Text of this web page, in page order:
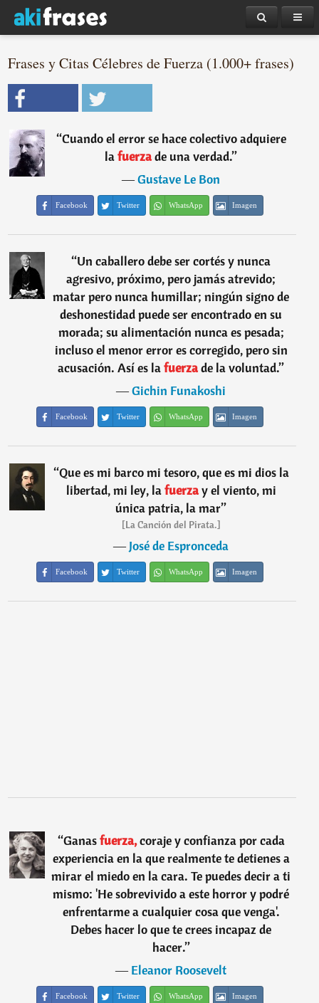
Frases y Citas Célebres de Fuerza (1.000+ frases)
“Cuando el error se hace colectivo adquiere
lafuerzade una verdad.”
―Gustave Le Bon
Facebook Twitter WhatsApp Imagen
“Un caballero debe ser cortés y nunca
agresivo, próximo, pero jamás atrevido;
matar pero nunca humillar; ningún signo de
deshonestidad puede ser encontrado en su
morada; su alimentación nunca es pesada;
incluso el menor error es corregido, pero sin
acusación. Así es lafuerzade la voluntad.”
―Gichin Funakoshi
Facebook Twitter WhatsApp Imagen
“Que es mi barco mi tesoro, que es mi dios la
libertad, mi ley, lafuerzay el viento, mi
única patria, la mar”
[La Canción del Pirata.]
―José de Espronceda
Facebook Twitter WhatsApp Imagen
“Ganasfuerza,coraje y confianza por cada
experiencia en la que realmente te detienes a
mirar el miedo en la cara. Te puedes decir a ti
mismo: 'He sobrevivido a este horror y podré
enfrentarme a cualquier cosa que venga'.
Debes hacer lo que te crees incapaz de
hacer.”
―Eleanor Roosevelt
Facebook Twitter WhatsApp Imagen